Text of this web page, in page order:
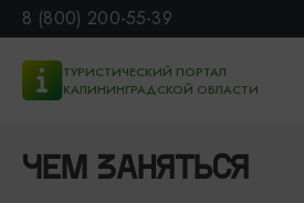
8 (800) 200-55-39
ТУРИСТИЧЕСКИЙ ПОРТАЛ
КАЛИНИНГРАДСКОЙ ОБЛАСТИ
ЧЕМ ЗАНЯТЬСЯ